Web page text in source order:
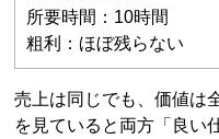
所要時間：10時間
粗利：ほぼ残らない
売上は同じでも、価値は
を見ていると両方「良い